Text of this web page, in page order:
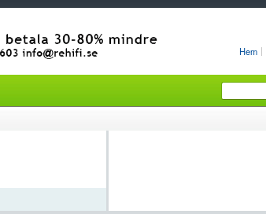
Hem